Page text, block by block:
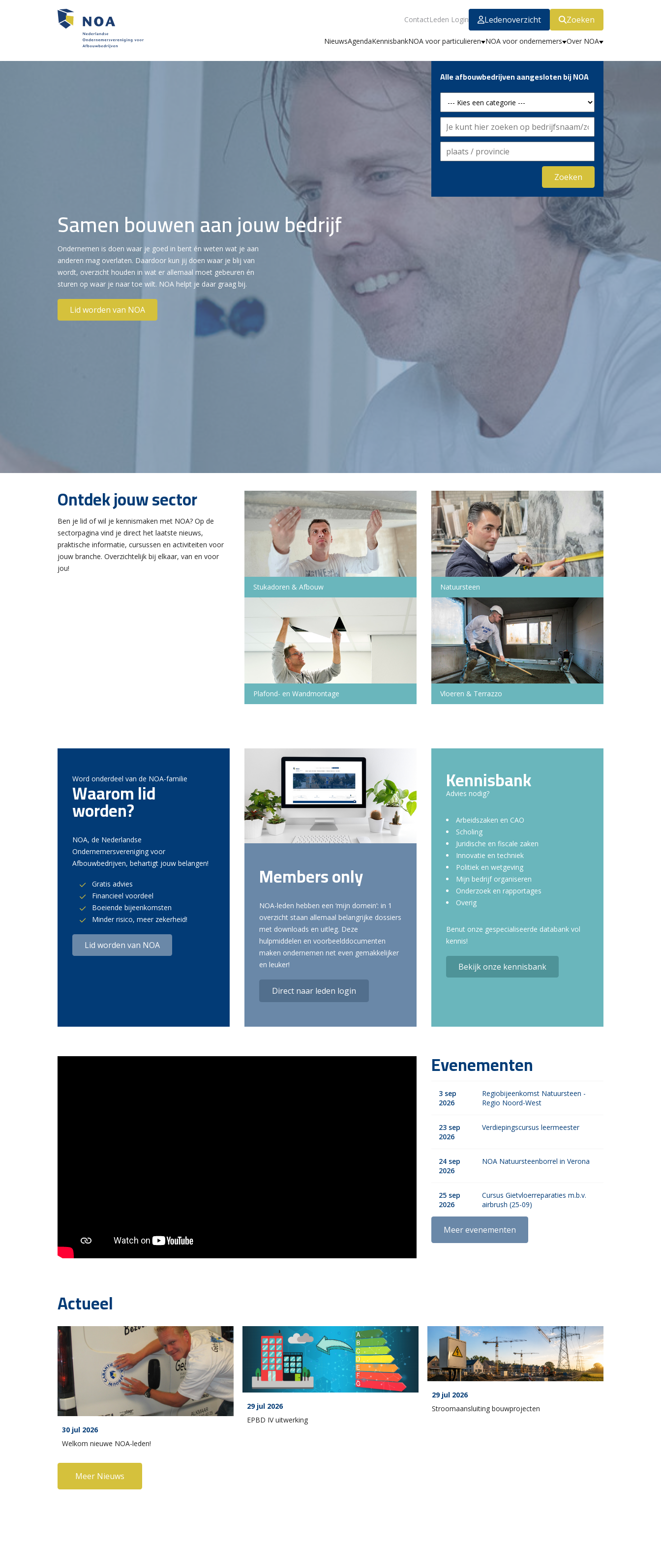
ContactLeden Login Ledenoverzicht Zoeken
NieuwsAgendaKennisbankNOA voor particulieren NOA voor ondernemers Over NOA
Samen bouwen aan jouw bedrijf
Ondernemen is doen waar je goed in bent én weten wat je aan
anderen mag overlaten. Daardoor kun jij doen waar je blij van
wordt, overzicht houden in wat er allemaal moet gebeuren én
sturen op waar je naar toe wilt. NOA helpt je daar graag bij.
Lid worden van NOA
Alle afbouwbedrijven aangesloten bij NOA
Ontdek jouw sector
Ben je lid of wil je kennismaken met NOA? Op de
sectorpagina vind je direct het laatste nieuws,
praktische informatie, cursussen en activiteiten voor
jouw branche. Overzichtelijk bij elkaar, van en voor
jou!
Stukadoren & Afbouw
Natuursteen
Plafond- en Wandmontage Vloeren & Terrazzo
Word onderdeel van de NOA-familie
Waarom lid
worden?
NOA, de Nederlandse
Ondernemersvereniging voor
Afbouwbedrijven, behartigt jouw belangen!
Gratis advies
Financieel voordeel
Boeiende bijeenkomsten
Minder risico, meer zekerheid!
Lid worden van NOA
Members only
NOA-leden hebben een ‘mijn domein’: in 1
overzicht staan allemaal belangrijke dossiers
met downloads en uitleg. Deze
hulpmiddelen en voorbeelddocumenten
maken ondernemen net even gemakkelijker
en leuker!
Direct naar leden login
Kennisbank
Advies nodig?
Arbeidszaken en CAO
Scholing
Juridische en fiscale zaken
Innovatie en techniek
Politiek en wetgeving
Mijn bedrijf organiseren
Onderzoek en rapportages
Overig
Benut onze gespecialiseerde databank vol
kennis!
Bekijk onze kennisbank
Evenementen
3 sep
2026
Regiobijeenkomst Natuursteen -
Regio Noord-West
23 sep
2026
Verdiepingscursus leermeester
24 sep
2026
NOA Natuursteenborrel in Verona
25 sep
2026
Cursus Gietvloerreparaties m.b.v.
airbrush (25-09)
Meer evenementen
Actueel
30 jul 2026
Welkom nieuwe NOA-leden!
29 jul 2026
EPBD IV uitwerking
29 jul 2026
Stroomaansluiting bouwprojecten
Meer Nieuws